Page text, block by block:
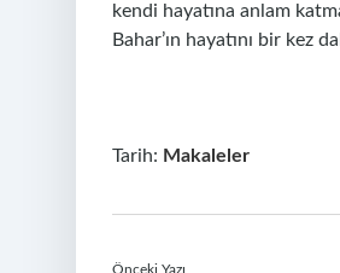
kendi hayatına anlam
Bahar’ın hayatını bir kez
Tarih: Makaleler
Önceki Yazı